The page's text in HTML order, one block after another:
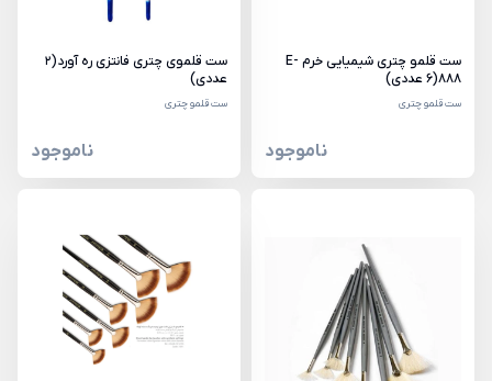
ست قلمو چتری شیمیایی خرم E-
888(6 عددی)
ست قلمو چتری
ناموجود
ست قلموی چتری فانتزی ره آورد(2
عددی)
ست قلمو چتری
ناموجود